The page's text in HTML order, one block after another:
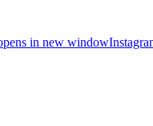
in new window